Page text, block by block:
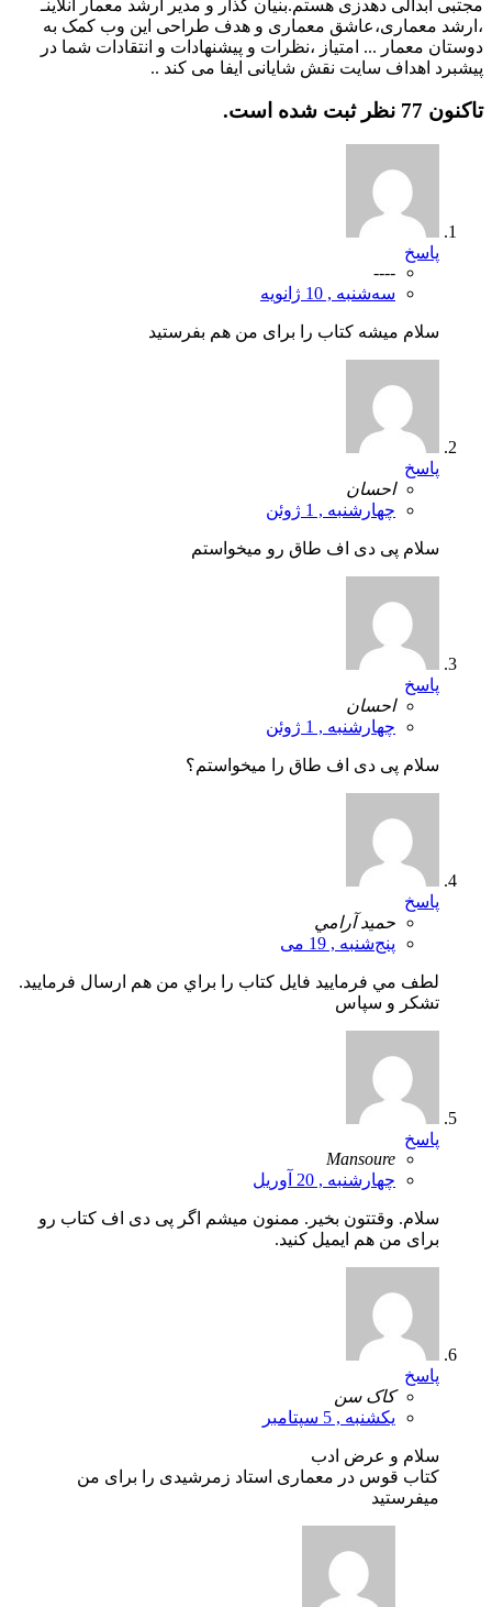
مجتبی ابدالی دهدزی هستم.بنیان گذار و مدیر ارشد معمار آنلاینـ
،ارشد معماری،عاشق معماری و هدف طراحی این وب کمک به
دوستان معمار ... امتیاز ،نظرات و پیشنهادات و انتقادات شما در
پیشبرد اهداف سایت نقش شایانی ایفا می کند ..
تاکنون 77 نظر ثبت شده است.
پاسخ
----
سه‌شنبه , 10 ژانویه
سلام میشه کتاب را برای من هم بفرستید
پاسخ
احسان
چهارشنبه , 1 ژوئن
سلام پی دی اف طاق رو میخواستم
پاسخ
احسان
چهارشنبه , 1 ژوئن
سلام پی دی اف طاق را میخواستم؟
پاسخ
حميد آرامي
پنج‌شنبه , 19 می
لطف مي فرماييد فايل كتاب را براي من هم ارسال فرماييد.
تشكر و سپاس
پاسخ
Mansoure
چهارشنبه , 20 آوریل
سلام. وقتتون بخیر. ممنون میشم اگر پی دی اف کتاب رو
برای من هم ایمیل کنید.
پاسخ
کاک سن
یکشنبه , 5 سپتامبر
سلام و عرض ادب
کتاب قوس در معماری استاد زمرشیدی را برای من
میفرستید